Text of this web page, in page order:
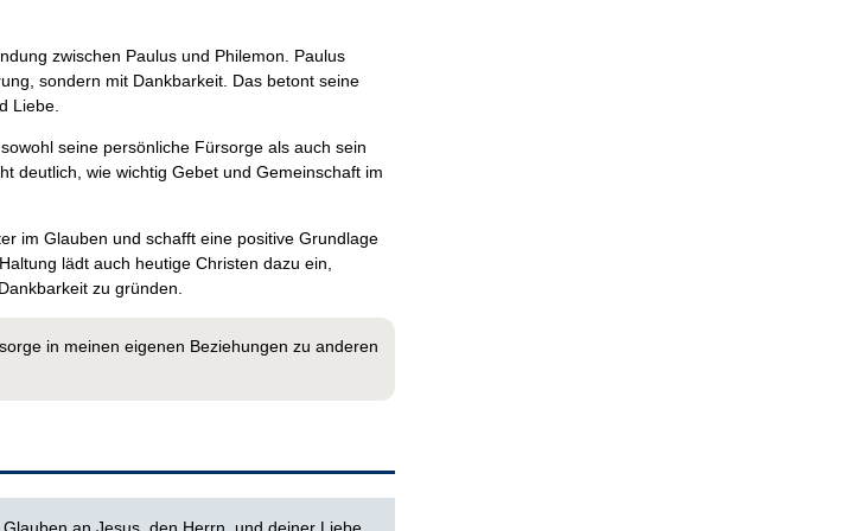
zwischen Paulus und Philemon. Paulus
sondern mit Dankbarkeit. Das betont seine
Liebe.
seine persönliche Fürsorge als auch sein
deutlich, wie wichtig Gebet und Gemeinschaft im
im Glauben und schafft eine positive Grundlage
lädt auch heutige Christen dazu ein,
zu gründen.
in meinen eigenen Beziehungen zu anderen